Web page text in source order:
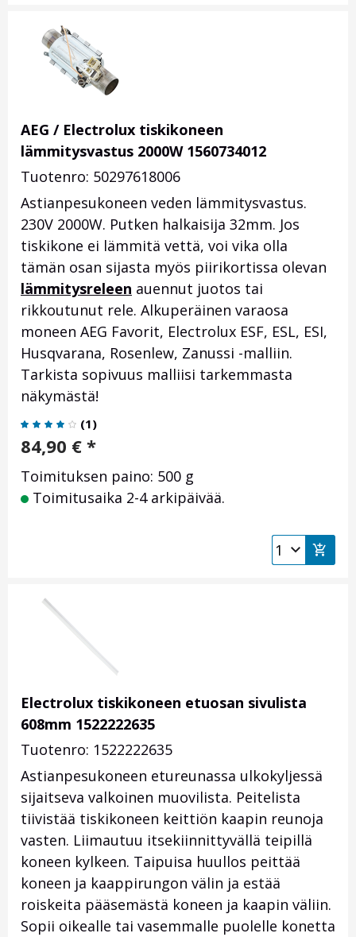
AEG / Electrolux tiskikoneen
lämmitysvastus 2000W 1560734012
Tuotenro: 50297618006
Astianpesukoneen veden lämmitysvastus.
230V 2000W. Putken halkaisija 32mm. Jos
tiskikone ei lämmitä vettä, voi vika olla
tämän osan sijasta myös piirikortissa olevan
lämmitysreleen auennut juotos tai
rikkoutunut rele. Alkuperäinen varaosa
moneen AEG Favorit, Electrolux ESF, ESL, ESI,
Husqvarana, Rosenlew, Zanussi -malliin.
Tarkista sopivuus malliisi tarkemmasta
näkymästä!
(1)
84,90 € *
Toimituksen paino: 500 g
Toimitusaika 2-4 arkipäivää.
Electrolux tiskikoneen etuosan sivulista
608mm 1522222635
Tuotenro: 1522222635
Astianpesukoneen etureunassa ulkokyljessä
sijaitseva valkoinen muovilista. Peitelista
tiivistää tiskikoneen keittiön kaapin reunoja
vasten. Liimautuu itsekiinnittyvällä teipillä
koneen kylkeen. Taipuisa huullos peittää
koneen ja kaappirungon välin ja estää
roiskeita pääsemästä koneen ja kaapin väliin.
Sopii oikealle tai vasemmalle puolelle konetta